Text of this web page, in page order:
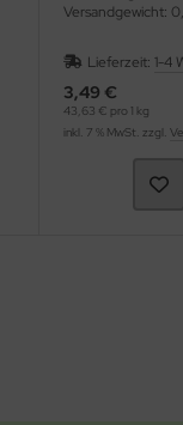
Versandgewicht:
Lieferzeit:1-4
3,49 €
43,63 € pro 1 kg
inkl. 7 % MwSt. zzgl.